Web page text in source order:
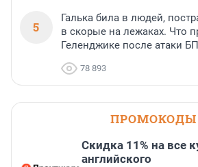
5
Галька била в людей,
в скорые на лежаках. Что
Геленджике после атаки
78 893
ПРОМОКОДЫ
Скидка 11% на все
английского